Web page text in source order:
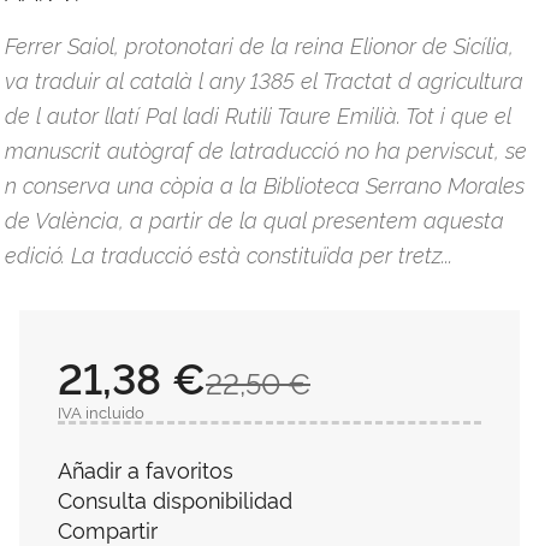
Ferrer Saiol, protonotari de la reina Elionor de Sicília,
va traduir al català l any 1385 el Tractat d agricultura
de l autor llatí Pal ladi Rutili Taure Emilià. Tot i que el
manuscrit autògraf de latraducció no ha perviscut, se
n conserva una còpia a la Biblioteca Serrano Morales
de València, a partir de la qual presentem aquesta
edició. La traducció està constituïda per tretz...
22,50 €
21,38 €
IVA incluido
Añadir a favoritos
Consulta disponibilidad
Compartir